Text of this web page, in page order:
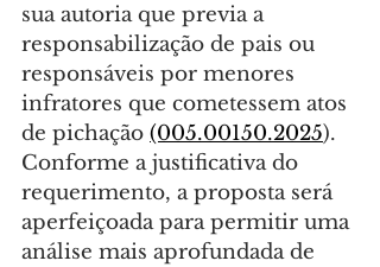
sua autoria que previa a
responsabilização de pais ou
responsáveis por menores
infratores que cometessem atos
de pichação (005.00150.2025).
Conforme a justificativa do
requerimento, a proposta será
aperfeiçoada para permitir uma
análise mais aprofundada de